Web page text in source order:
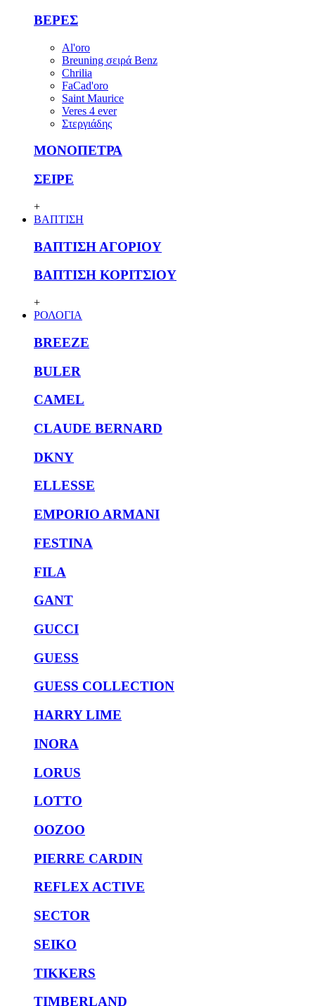
ΒΕΡΕΣ
Al'oro
Breuning σειρά Benz
Chrilia
FaCad'oro
Saint Maurice
Veres 4 ever
Στεργιάδης
ΜΟΝΟΠΕΤΡΑ
ΣΕΙΡΕ
+
ΒΑΠΤΙΣΗ
ΒΑΠΤΙΣΗ ΑΓΟΡΙΟΥ
ΒΑΠΤΙΣΗ ΚΟΡΙΤΣΙΟΥ
+
ΡΟΛΟΓΙΑ
BREEZE
BULER
CAMEL
CLAUDE BERNARD
DKNY
ELLESSE
EMPORIO ARMANI
FESTINA
FILA
GANT
GUCCI
GUESS
GUESS COLLECTION
HARRY LIME
INORA
LORUS
LOTTO
OOZOO
PIERRE CARDIN
REFLEX ACTIVE
SECTOR
SEIKO
TIKKERS
TIMBERLAND